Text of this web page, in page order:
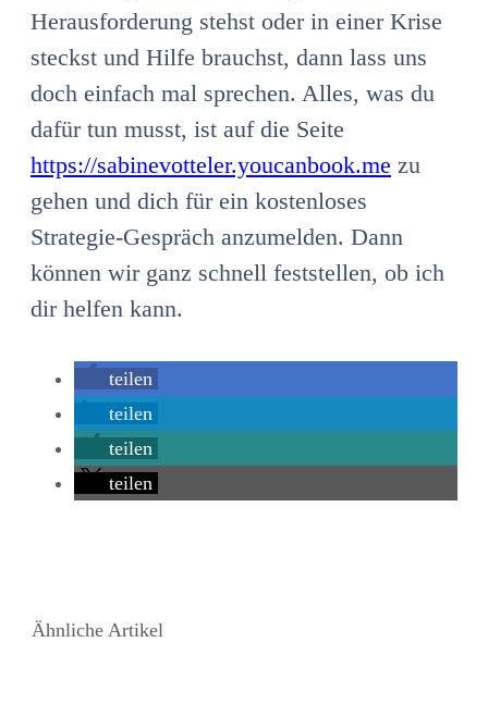
Herausforderung stehst oder in einer Krise
steckst und Hilfe brauchst, dann lass uns
doch einfach mal sprechen. Alles, was du
dafür tun musst, ist auf die Seite
https://sabinevotteler.youcanbook.me zu
gehen und dich für ein kostenloses
Strategie-Gespräch anzumelden. Dann
können wir ganz schnell feststellen, ob ich
dir helfen kann.
teilen
teilen
teilen
teilen
Ähnliche Artikel